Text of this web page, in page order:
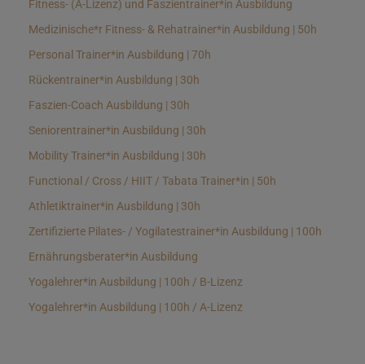
Fitness- (A-Lizenz) und Faszientrainer*in Ausbildung
Medizinische*r Fitness- & Rehatrainer*in Ausbildung | 50h
Personal Trainer*in Ausbildung | 70h
Rückentrainer*in Ausbildung | 30h
Faszien-Coach Ausbildung | 30h
Seniorentrainer*in Ausbildung | 30h
Mobility Trainer*in Ausbildung | 30h
Functional / Cross / HIIT / Tabata Trainer*in | 50h
Athletiktrainer*in Ausbildung | 30h
Zertifizierte Pilates- / Yogilatestrainer*in Ausbildung | 100h
Ernährungsberater*in Ausbildung
Yogalehrer*in Ausbildung | 100h / B-Lizenz
Yogalehrer*in Ausbildung | 100h / A-Lizenz